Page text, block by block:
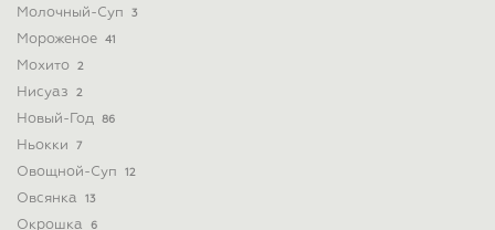
Молочный-Суп 3
Мороженое 41
Мохито 2
Нисуаз 2
Новый-Год 86
Ньокки 7
Овощной-Суп 12
Овсянка 13
Окрошка 6